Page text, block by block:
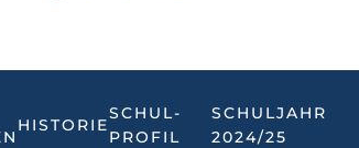
HISTORIE
SCHUL­
PROFIL
SCHULJAHR
2024/25